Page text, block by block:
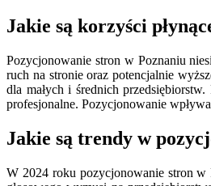
Jakie są korzyści
Pozycjonowanie stron w Poznaniu
ruch na stronie oraz potencjalnie
dla małych i średnich
profesjonalne. Pozycjonowanie
Jakie są trendy w
W 2024 roku pozycjonowanie stron w